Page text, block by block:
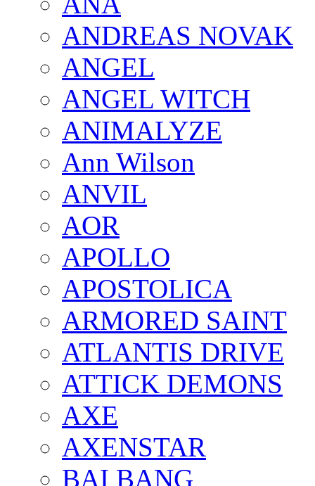
ANDREAS NOVAK
ANGEL
ANGEL WITCH
ANIMALYZE
Ann Wilson
ANVIL
AOR
APOLLO
APOSTOLICA
ARMORED SAINT
ATLANTIS DRIVE
ATTICK DEMONS
AXE
AXENSTAR
BAI BANG